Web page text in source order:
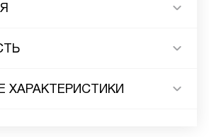
ХАРАКТЕРИСТИКИ